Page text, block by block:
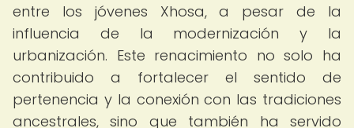
entre los jóvenes Xhosa, a pesar de la
influencia de la modernización y la
urbanización. Este renacimiento no solo ha
contribuido a fortalecer el sentido de
pertenencia y la conexión con las tradiciones
ancestrales, sino que también ha servido